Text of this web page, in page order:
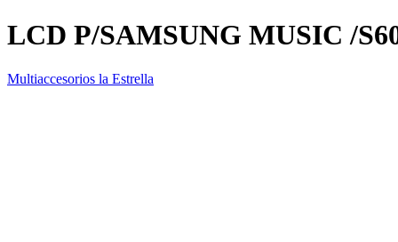
LCD P/SAMSUNG MUSIC /
Multiaccesorios la Estrella